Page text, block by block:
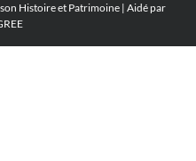
Histoire et Patrimoine | Aidé par